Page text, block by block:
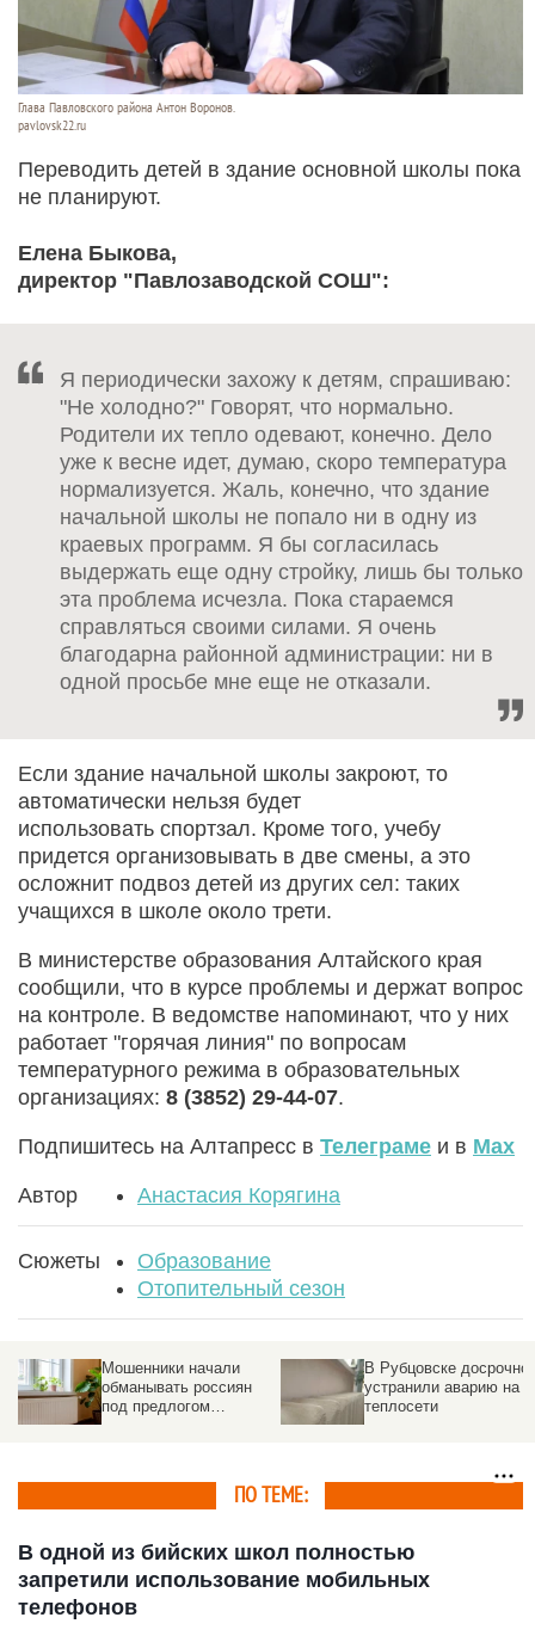
Глава Павловского района Антон Воронов.
pavlovsk22.ru
Переводить детей в здание основной школы пока
не планируют.
Елена Быкова,
директор "Павлозаводской СОШ":
Я периодически захожу к детям, спрашиваю:
"Не холодно?" Говорят, что нормально.
Родители их тепло одевают, конечно. Дело
уже к весне идет, думаю, скоро температура
нормализуется. Жаль, конечно, что здание
начальной школы не попало ни в одну из
краевых программ. Я бы согласилась
выдержать еще одну стройку, лишь бы только
эта проблема исчезла. Пока стараемся
справляться своими силами. Я очень
благодарна районной администрации: ни в
одной просьбе мне еще не отказали.
Если здание начальной школы закроют, то
автоматически нельзя будет
использовать спортзал. Кроме того, учебу
придется организовывать в две смены, а это
осложнит подвоз детей из других сел: таких
учащихся в школе около трети.
В министерстве образования Алтайского края
сообщили, что в курсе проблемы и держат вопрос
на контроле. В ведомстве напоминают, что у них
работает "горячая линия" по вопросам
температурного режима в образовательных
организациях: 8 (3852) 29-44-07.
Подпишитесь на Алтапресс в Телеграме и в Max
Автор Анастасия Корягина
Сюжеты
Образование
Отопительный сезон
Мошенники начали
обманывать россиян
под предлогом
В Рубцовске досрочно
устранили аварию на
теплосети
ПО ТЕМЕ:
В одной из бийских школ полностью
запретили использование мобильных
телефонов